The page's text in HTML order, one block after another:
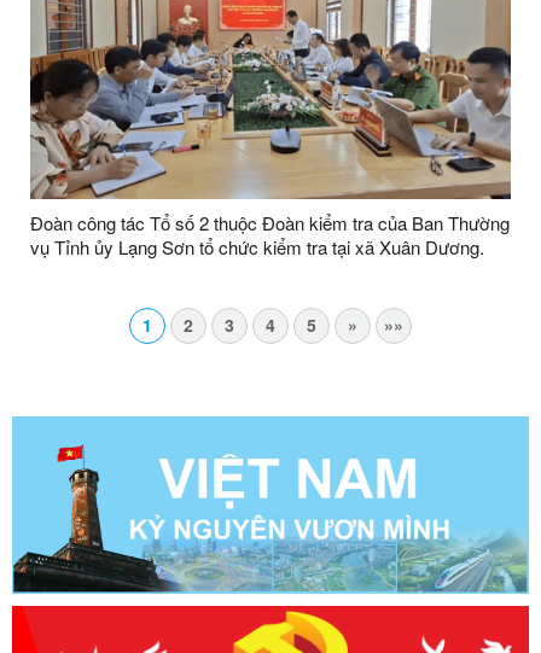
Đoàn công tác Tổ số 2 thuộc Đoàn kiểm tra của Ban Thường
vụ Tỉnh ủy Lạng Sơn tổ chức kiểm tra tại xã Xuân Dương.
1 2 3 4 5 » »»